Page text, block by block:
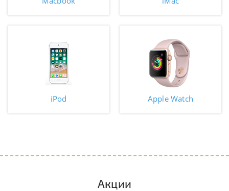
iPod Apple Watch
Акции